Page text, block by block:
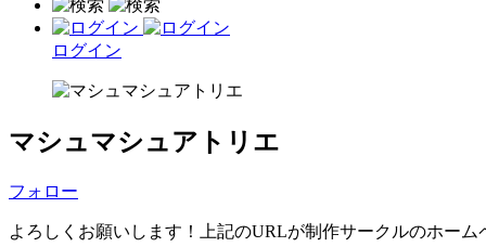
ログイン
マシュマシュアトリエ
フォロー
よろしくお願いします！上記のURLが制作サークルのホーム